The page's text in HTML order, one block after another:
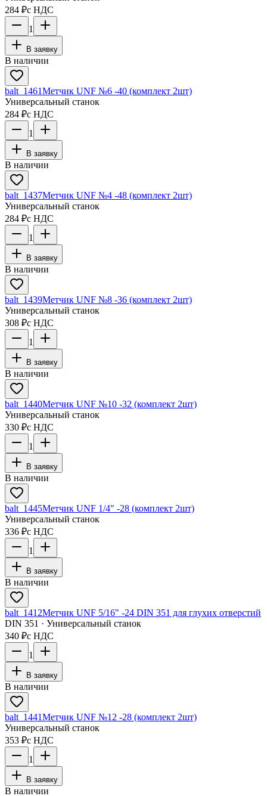
284 ₽с НДС
1
В заявку
В наличии
balt_1461Метчик UNF №6 -40 (комплект 2шт)
Универсальный станок
284 ₽с НДС
1
В заявку
В наличии
balt_1437Метчик UNF №4 -48 (комплект 2шт)
Универсальный станок
284 ₽с НДС
1
В заявку
В наличии
balt_1439Метчик UNF №8 -36 (комплект 2шт)
Универсальный станок
308 ₽с НДС
1
В заявку
В наличии
balt_1440Метчик UNF №10 -32 (комплект 2шт)
Универсальный станок
330 ₽с НДС
1
В заявку
В наличии
balt_1445Метчик UNF 1/4" -28 (комплект 2шт)
Универсальный станок
336 ₽с НДС
1
В заявку
В наличии
balt_1412Метчик UNF 5/16" -24 DIN 351 для глухих отверстий
DIN 351 · Универсальный станок
340 ₽с НДС
1
В заявку
В наличии
balt_1441Метчик UNF №12 -28 (комплект 2шт)
Универсальный станок
353 ₽с НДС
1
В заявку
В наличии